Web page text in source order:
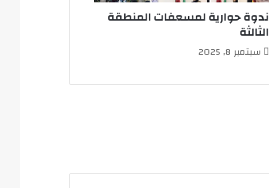
ندوة حوارية لمسعفات المنطقة
الثالثة
سبتمبر 8, 2025